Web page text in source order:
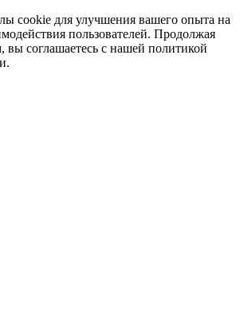
cookie для улучшения вашего опыта на
пользователей. Продолжая
вы соглашаетесь с нашей политикой